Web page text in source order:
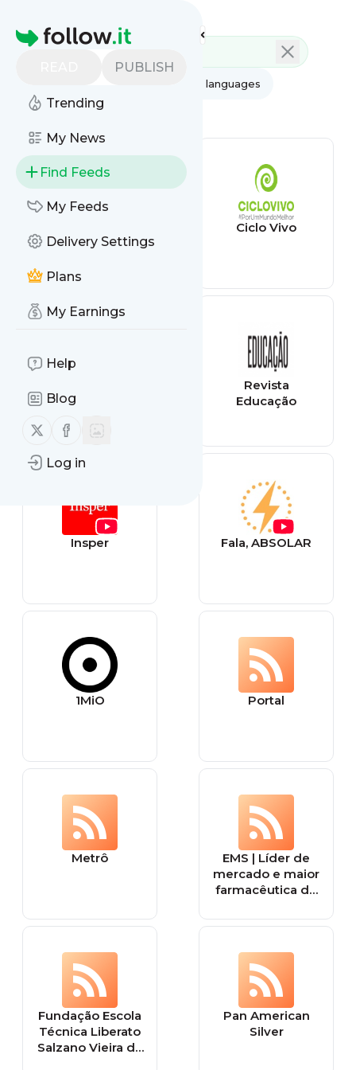
Homepage
PUBLISH
Trending
My News
Find Feeds
My Feeds
Delivery Settings
Plans
My Earnings
Help
Blog
Follow us on X (twitter)
Follow us on Facebook
Log in
All languages
All feed types
Trânsito,
Sustentabilidade
Ciclo Vivo
Revista
Educação
Insper Fala, ABSOLAR
1MiO Portal
Metrô
EMS | Líder de
mercado e maior
farmacêutica do
Fundação Escola
Técnica Liberato
Salzano Vieira da
Pan American
Silver